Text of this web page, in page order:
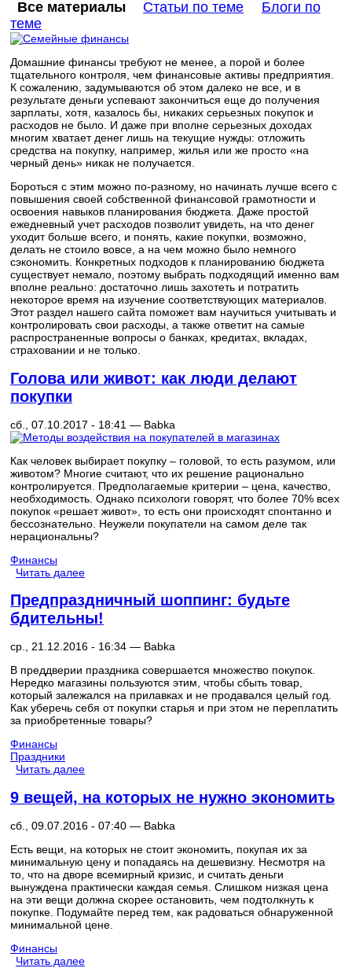
Все материалы Статьи по теме
Блоги по
теме
Домашние финансы требуют не менее, а порой и более
тщательного контроля, чем финансовые активы предприятия.
К сожалению, задумываются об этом далеко не все, и в
результате деньги успевают закончиться еще до получения
зарплаты, хотя, казалось бы, никаких серьезных покупок и
расходов не было. И даже при вполне серьезных доходах
многим хватает денег лишь на текущие нужды: отложить
средства на покупку, например, жилья или же просто «на
черный день» никак не получается.
Бороться с этим можно по-разному, но начинать лучше всего с
повышения своей собственной финансовой грамотности и
освоения навыков планирования бюджета. Даже простой
ежедневный учет расходов позволит увидеть, на что денег
уходит больше всего, и понять, какие покупки, возможно,
делать не стоило вовсе, а на чем можно было немного
сэкономить. Конкретных подходов к планированию бюджета
существует немало, поэтому выбрать подходящий именно вам
вполне реально: достаточно лишь захотеть и потратить
некоторое время на изучение соответствующих материалов.
Этот раздел нашего сайта поможет вам научиться учитывать и
контролировать свои расходы, а также ответит на самые
распространенные вопросы о банках, кредитах, вкладах,
страховании и не только.
Голова или живот: как люди делают
покупки
сб., 07.10.2017 - 18:41 — Babka
Как человек выбирает покупку – головой, то есть разумом, или
животом? Многие считают, что их решение рационально
контролируется. Предполагаемые критерии – цена, качество,
необходимость. Однако психологи говорят, что более 70% всех
покупок «решает живот», то есть они происходят спонтанно и
бессознательно. Неужели покупатели на самом деле так
нерациональны?
Финансы
Читать далее
Предпраздничный шоппинг: будьте
бдительны!
ср., 21.12.2016 - 16:34 — Babka
В преддверии праздника совершается множество покупок.
Нередко магазины пользуются этим, чтобы сбыть товар,
который залежался на прилавках и не продавался целый год.
Как уберечь себя от покупки старья и при этом не переплатить
за приобретенные товары?
Финансы
Праздники
Читать далее
9 вещей, на которых не нужно экономить
сб., 09.07.2016 - 07:40 — Babka
Есть вещи, на которых не стоит экономить, покупая их за
минимальную цену и попадаясь на дешевизну. Несмотря на
то, что на дворе всемирный кризис, и считать деньги
вынуждена практически каждая семья. Слишком низкая цена
на эти вещи должна скорее остановить, чем подтолкнуть к
покупке. Подумайте перед тем, как радоваться обнаруженной
минимальной цене.
Финансы
Читать далее